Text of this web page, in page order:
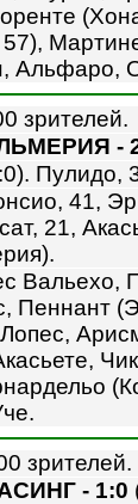
Альфаро,
зрителей.
-
Пулидо,
41,
21,
Вальехо,
Пеннант
зрителей.
- 1:0